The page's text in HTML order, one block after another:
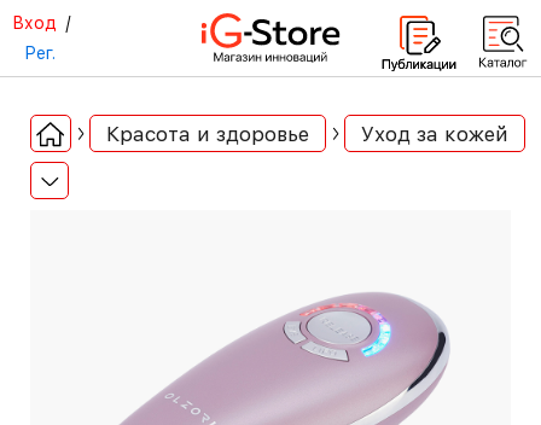
Вход /
Рег.
Красота и здоровье Уход за кожей